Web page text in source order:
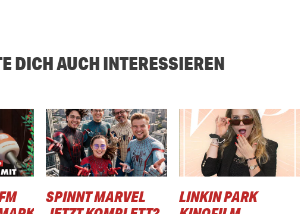
DICH AUCH INTERESSIEREN
SPINNT MARVEL
LINKIN PARK